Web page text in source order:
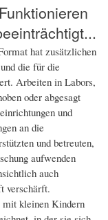
hat zusätzlichen
die für die
Arbeiten in Labors,
oder abgesagt
und
an die
und betreuten,
aufwenden
auch
verschärft.
mit kleinen Kindern